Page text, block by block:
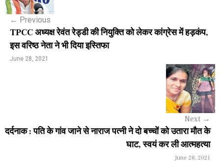
s
n
a
a
← Previous
TPCC अध्यक्ष रेवंत रेड्डी की नियुक्ति को लेकर कांग्रेस में हड़कंप,
इस वरिष्ठ नेता ने भी दिया इस्तिफा
June 28, 2021
Next →
दर्दनाक : पति के गांव जाने से नाराज पत्नी ने दो बच्चों को उतारा मौत के
घाट, स्वयं कर ली आत्महत्या
June 28, 2021